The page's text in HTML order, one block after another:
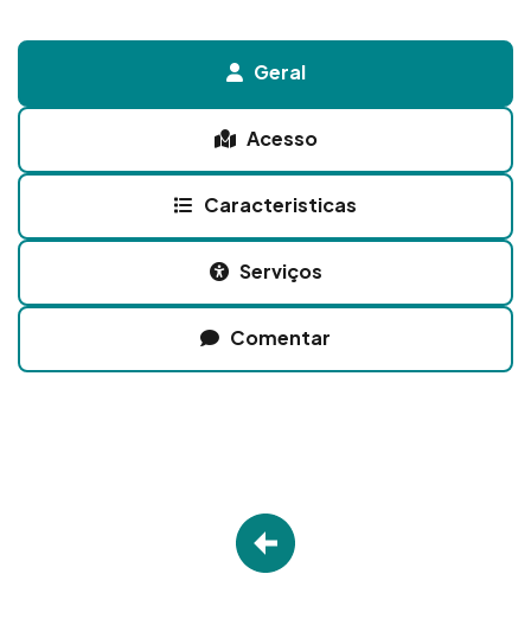
Geral
Acesso
Caracteristicas
Serviços
Comentar